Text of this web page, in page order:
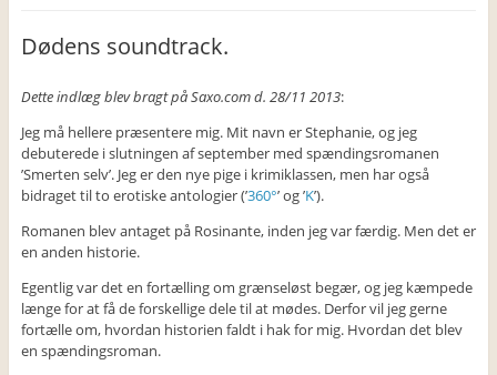
Dødens soundtrack.
Dette indlæg blev bragt på Saxo.com d. 28/11 2013:
Jeg må hellere præsentere mig. Mit navn er Stephanie, og jeg
debuterede i slutningen af september med spændingsromanen
’Smerten selv’. Jeg er den nye pige i krimiklassen, men har også
bidraget til to erotiske antologier (’360°’ og ’K’).
Romanen blev antaget på Rosinante, inden jeg var færdig. Men det er
en anden historie.
Egentlig var det en fortælling om grænseløst begær, og jeg kæmpede
længe for at få de forskellige dele til at mødes. Derfor vil jeg gerne
fortælle om, hvordan historien faldt i hak for mig. Hvordan det blev
en spændingsroman.